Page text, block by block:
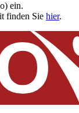
ein.
finden Sie hier.